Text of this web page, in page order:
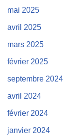
mai 2025
avril 2025
mars 2025
février 2025
septembre 2024
avril 2024
février 2024
janvier 2024